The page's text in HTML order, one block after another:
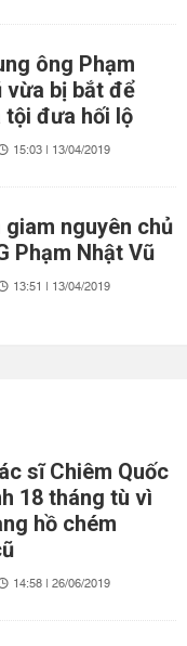
ông Phạm
vừa bị bắt để
đưa hối lộ
15:03 | 13/04/2019
giam nguyên chủ
Phạm Nhật Vũ
13:51 | 13/04/2019
sĩ Chiêm Quốc
18 tháng tù vì
hồ chém
14:58 | 26/06/2019